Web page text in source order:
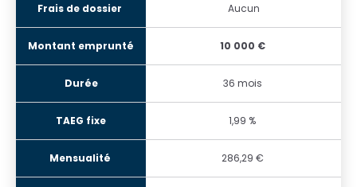
Aucun
10 000 €
36 mois
1,99 %
286,29 €